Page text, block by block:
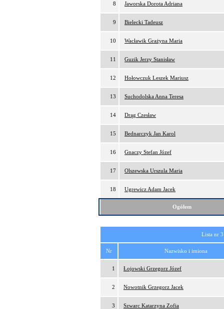
8 Jaworska Dorota Adriana
9 Bielecki Tadeusz
10 Wacławik Grażyna Maria
11 Guzik Jerzy Stanisław
12 Hołowczuk Leszek Mariusz
13 Suchodolska Anna Teresa
14 Drąg Czesław
15 Bednarczyk Jan Karol
16 Gnaczy Stefan Józef
17 Olszewska Urszula Maria
18 Ugrewicz Adam Jacek
Ogółem
Lista nr
Nr Nazwisko i imiona
1 Łojowski Grzegorz Józef
2 Nowotnik Grzegorz Jacek
3 Szwarc Katarzyna Zofia